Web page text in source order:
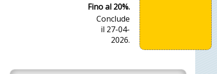
Fino al 20%.
Conclude
il 27-04-
2026.